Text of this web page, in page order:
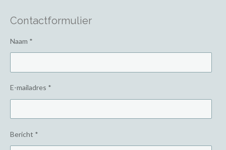
Contactformulier
Naam *
E-mailadres *
Bericht *